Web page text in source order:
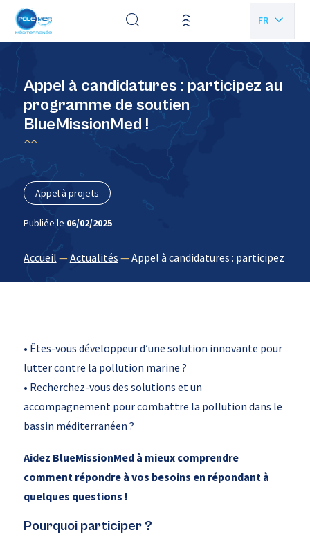
FR
EN
Appel à candidatures : participez au
programme de soutien
BlueMissionMed !
Appel à projets
Publiée le 06/02/2025
Accueil —Actualités —Appel à candidatures : participez au
• Êtes-vous développeur d’une solution innovante pour
lutter contre la pollution marine ?
• Recherchez-vous des solutions et un
accompagnement pour combattre la pollution dans le
bassin méditerranéen ?
Aidez BlueMissionMed à mieux comprendre
comment répondre à vos besoins en répondant à
quelques questions !
Pourquoi participer ?
Panneau de gestion des cookies